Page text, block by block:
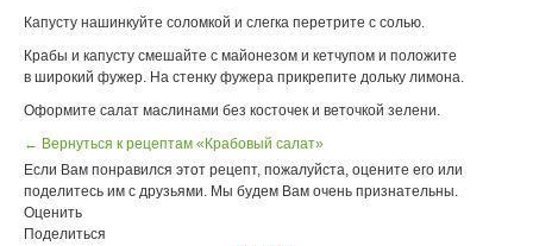
Капусту нашинкуйте соломкой и слегка перетрите с солью.
Крабы и капусту смешайте с майонезом и кетчупом и положите
в широкий фужер. На стенку фужера прикрепите дольку лимона.
Оформите салат маслинами без косточек и веточкой зелени.
← Вернуться к рецептам «Крабовый салат»
Если Вам понравился этот рецепт, пожалуйста, оцените его или
поделитесь им с друзьями. Мы будем Вам очень признательны.
Оценить
Поделиться